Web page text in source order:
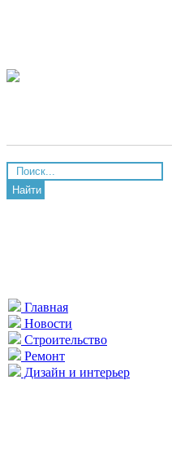
Найти
Главная
Новости
Строительство
Ремонт
Дизайн и интерьер